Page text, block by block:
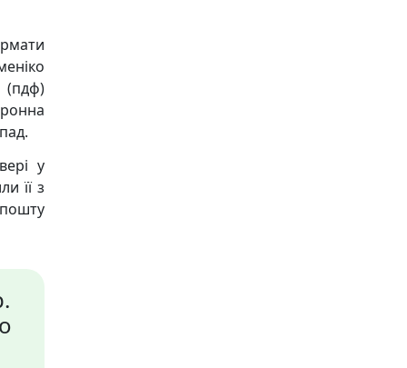
(пдф)
у
її з